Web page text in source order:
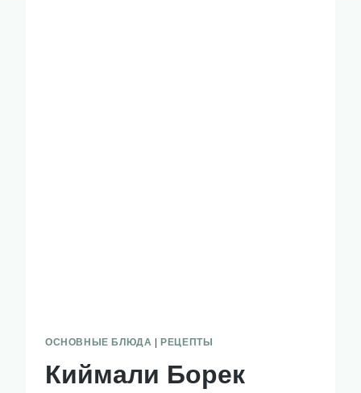
ОСНОВНЫЕ БЛЮДА РЕЦЕПТЫ
Киймали Борек